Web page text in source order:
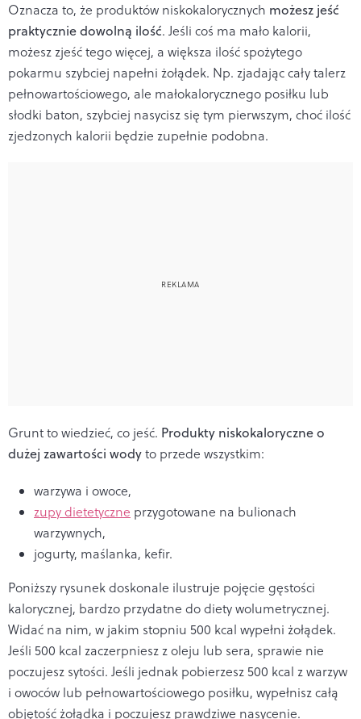
Oznacza to, że produktów niskokalorycznych możesz jeść
praktycznie dowolną ilość. Jeśli coś ma mało kalorii,
możesz zjeść tego więcej, a większa ilość spożytego
pokarmu szybciej napełni żołądek. Np. zjadając cały talerz
pełnowartościowego, ale małokalorycznego posiłku lub
słodki baton, szybciej nasycisz się tym pierwszym, choć ilość
zjedzonych kalorii będzie zupełnie podobna.
Grunt to wiedzieć, co jeść. Produkty niskokaloryczne o
dużej zawartości wodyto przede wszystkim:
warzywa i owoce,
zupy dietetyczne przygotowane na bulionach
warzywnych,
jogurty, maślanka, kefir.
Poniższy rysunek doskonale ilustruje pojęcie gęstości
kalorycznej, bardzo przydatne do diety wolumetrycznej.
Widać na nim, w jakim stopniu 500 kcal wypełni żołądek.
Jeśli 500 kcal zaczerpniesz z oleju lub sera, sprawie nie
poczujesz sytości. Jeśli jednak pobierzesz 500 kcal z warzyw
i owoców lub pełnowartościowego posiłku, wypełnisz całą
objętość żołądka i poczujesz prawdziwe nasycenie.